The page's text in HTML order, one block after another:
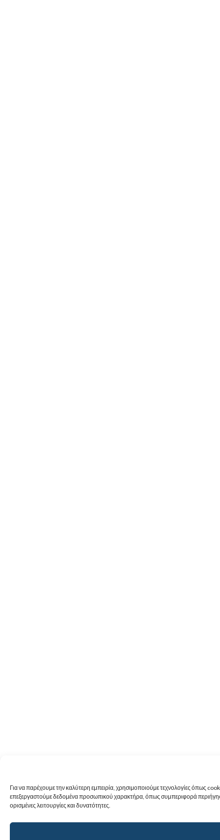
Για να παρέχουμε την καλύτερη εμπειρία, χρησιμοποιούμε τεχνολογίες όπως
επεξεργαστούμε δεδομένα προσωπικού χαρακτήρα, όπως συμπεριφορά
ορισμένες λειτουργίες και δυνατότητες.